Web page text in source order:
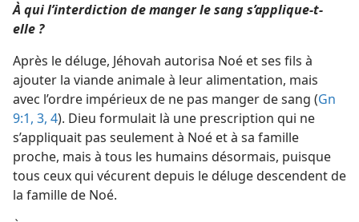
À qui l’interdiction de manger le sang s’applique-t-
elle ?
Après le déluge, Jéhovah autorisa Noé et ses fils à
ajouter la viande animale à leur alimentation, mais
avec l’ordre impérieux de ne pas manger de sang (Gn
9:1, 3, 4). Dieu formulait là une prescription qui ne
s’appliquait pas seulement à Noé et à sa famille
proche, mais à tous les humains désormais, puisque
tous ceux qui vécurent depuis le déluge descendent de
la famille de Noé.